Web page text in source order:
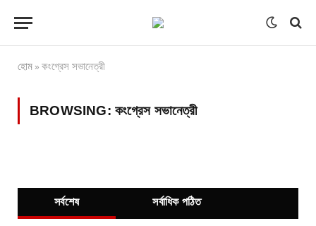
হোম » কংগ্রেস সভানেত্রী
BROWSING: কংগ্রেস সভানেত্রী
সর্বশেষ সর্বাধিক পঠিত